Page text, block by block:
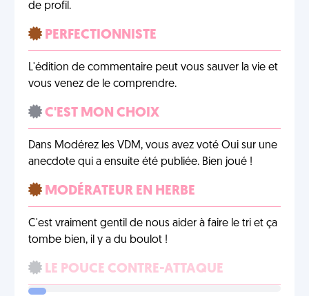
de profil.
PERFECTIONNISTE
L'édition de commentaire peut vous sauver la vie et
vous venez de le comprendre.
C'EST MON CHOIX
Dans Modérez les VDM, vous avez voté Oui sur une
anecdote qui a ensuite été publiée. Bien joué !
MODÉRATEUR EN HERBE
C'est vraiment gentil de nous aider à faire le tri et ça
tombe bien, il y a du boulot !
LE POUCE CONTRE-ATTAQUE